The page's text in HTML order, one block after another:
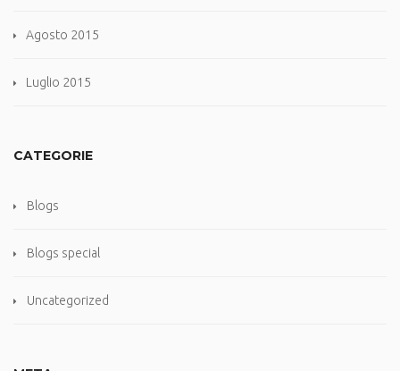
Agosto 2015
Luglio 2015
CATEGORIE
Blogs
Blogs special
Uncategorized